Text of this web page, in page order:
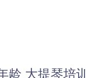
龄 大提琴培